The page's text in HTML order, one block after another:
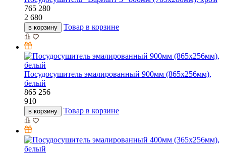
765 280
2 680
в корзину Товар в корзине
Посудосушитель эмалированный 900мм (865х256мм),
белый
865 256
910
в корзину Товар в корзине